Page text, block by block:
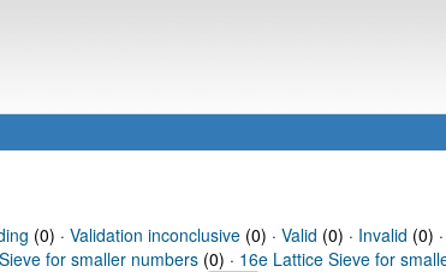
(0) · Validation inconclusive(0) · Valid (0) · Invalid (0)
for smaller numbers (0) · 16e Lattice Sieve for